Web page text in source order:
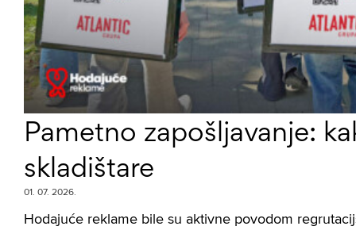
Pametno zapošljavanje:
skladištare
01. 07. 2026.
Hodajuće reklame bile su aktivne povodom